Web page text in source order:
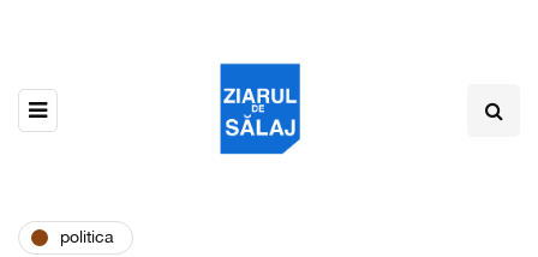
politica